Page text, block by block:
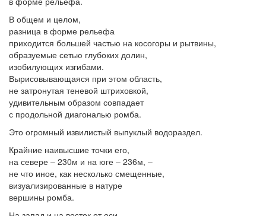
В общем и целом,
разница в форме рельефа
приходится большей частью на косогоры и рытвины,
образуемые сетью глубоких долин,
изобилующих изгибами.
Вырисовывающаяся при этом область,
не затронутая теневой штриховкой,
удивительным образом совпадает
с продольной диагональю ромба.
Это огромный извилистый выпуклый водораздел.
Крайние наивысшие точки его,
на севере – 230м и на юге – 236м, –
не что иное, как несколько смещенные,
визуализированные в натуре
вершины ромба.